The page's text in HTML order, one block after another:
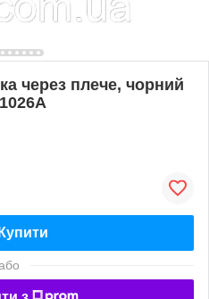
через плече, чорний
Купити